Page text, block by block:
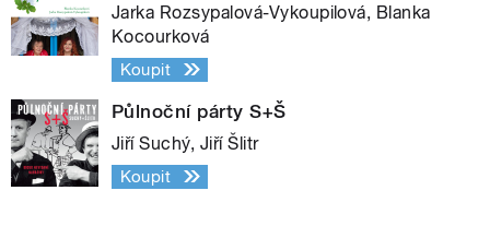
Jarka Rozsypalová-Vykoupilová, Blanka
Kocourková
Koupit
Půlnoční párty S+Š
Jiří Suchý, Jiří Šlitr
Koupit